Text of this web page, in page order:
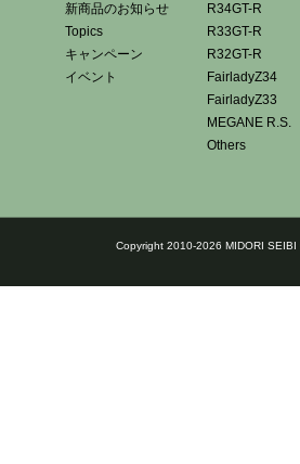
新商品のお知らせ
Topics
キャンペーン
イベント
R34GT-R
R33GT-R
R32GT-R
FairladyZ34
FairladyZ33
MEGANE R.S.
Others
Copyright 2010-2026 MIDORI SEIBI